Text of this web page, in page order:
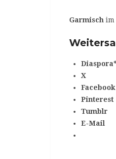
Garmisch im
X
Facebook
Pinterest
Tumblr
E-Mail